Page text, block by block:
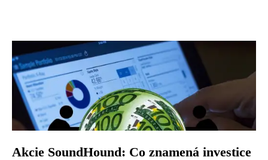
Akcie SoundHound: Co znamená investice